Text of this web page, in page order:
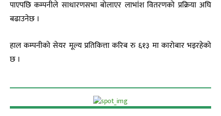
पाएपछि कम्पनीले साधारणसभा बोलाएर लाभांश वितरणको प्रक्रिया अघि
बढाउनेछ ।
हाल कम्पनीको सेयर मूल्य प्रतिकित्ता करिब रु ६१३ मा कारोबार भइरहेको
छ ।